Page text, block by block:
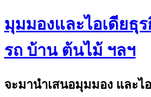
มุมมองและไอเดียธุร
รถ บ้าน ต้นไม้ ฯลฯ
จะมานำเสนอมุมมอง และไ